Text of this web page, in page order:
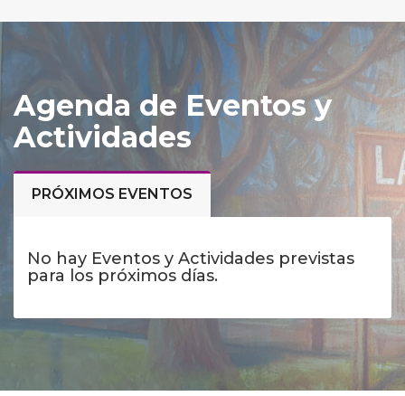
Agenda de Eventos y
Actividades
PRÓXIMOS EVENTOS
No hay Eventos y Actividades previstas
para los próximos días.